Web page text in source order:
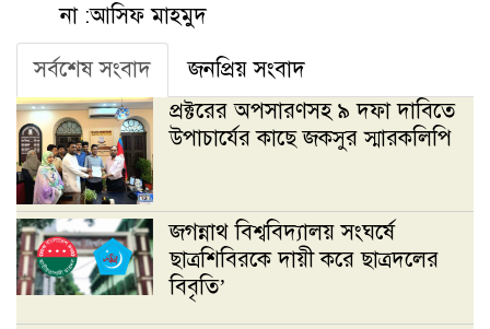
না :আসিফ মাহমুদ
সর্বশেষ সংবাদ
জনপ্রিয় সংবাদ
প্রক্টরের অপসারণসহ ৯ দফা দাবিতে
উপাচার্যের কাছে জকসুর স্মারকলিপি
জগন্নাথ বিশ্ববিদ্যালয় সংঘর্ষে
ছাত্রশিবিরকে দায়ী করে ছাত্রদলের
বিবৃতি’